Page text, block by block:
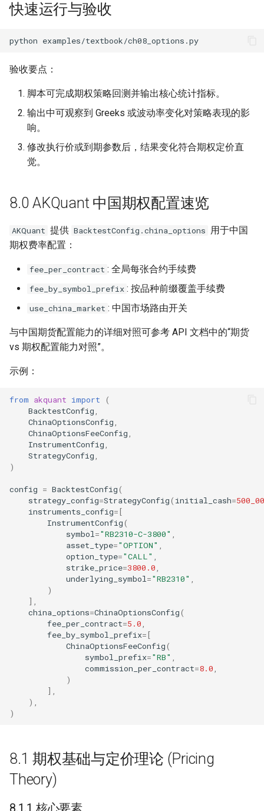
8.3.2 波动率微笑 (Volatility
(Covered Call)
8.5 希腊字母深入 (Advanced
Greeks)
8.6.1 跨式组合 (Straddle)
8.6.2 宽跨式组合 (Strangle)
Spread)
8.6.4 铁鹰组合 (Iron Condor)
8.7 动态对冲：Gamma
Scalping
8.8 引擎配置与实战细节
8.8.1 合约配置
8.8.2 保证金计算
8.9 波动率套利 (Volatility
8.10 尾部风险对冲 (Tail Risk
理解即可
实践提醒
基础题
应用题
快速运行与验收
python
验收要点：
脚本可完成期权策略回测并输出核心统计指标。
输出中可观察到 Greeks 或波动率变化对策略表现的影
响。
修改执行价或到期参数后，结果变化符合期权定价直
觉。
8.0 AKQuant 中国期权配置速览
AKQuant 提供 BacktestConfig.china_options 用于中国
期权费率配置：
fee_per_contract : 全局每张合约手续费
fee_by_symbol_prefix : 按品种前缀覆盖手续费
use_china_market : 中国市场路由开关
与中国期货配置能力的详细对照可参考 API 文档中的“期货
vs 期权配置能力对照”。
示例：
from akquant import
(
BacktestConfig
ChinaOptionsConfig
ChinaOptionsFeeConfig
InstrumentConfig
StrategyConfig
)
config = BacktestConfig(
strategy_config=StrategyConfig( initial_cash=
instruments_config=[
InstrumentConfig(
symbol ="RB2310-C-3800"
asset_type="OPTION"
option_type="CALL"
strike_price=3800.0
underlying_symbol ="RB2310"
)
],
china_options=ChinaOptionsConfig(
fee_per_contract=5.0
fee_by_symbol_prefix=[
ChinaOptionsFeeConfig(
symbol_prefix="RB"
commission_per_contract=8.0
)
],
),
)
8.1 期权基础与定价理论 (Pricing
Theory)
8.1.1 核心要素